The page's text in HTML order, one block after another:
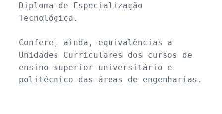
Diploma de Especialização
Tecnológica.
Confere, ainda, equivalências a
Unidades Curriculares dos cursos de
ensino superior universitário e